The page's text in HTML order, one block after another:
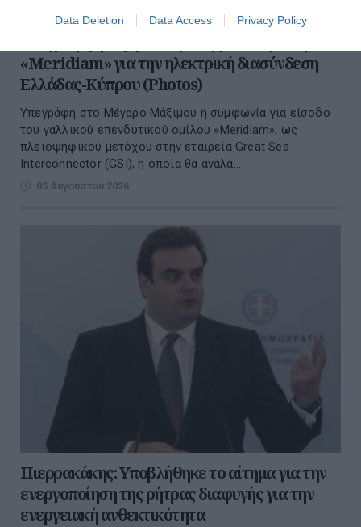
Data Deletion Data Access Privacy Policy
«Meridiam» για την ηλεκτρική διασύνδεση
Ελλάδας-Κύπρου (Photos)
Υπεγράφη στο Μέγαρο Μάξιμου η συμφωνία για είσοδο
του γαλλικού επενδυτικού ομίλου «Meridiam», ως
πλειοψηφικού μετόχου στην εταιρεία Great Sea
Interconnector (GSI), η οποία θα αναλά...
05 Αυγούστου 2026
Πιερρακάκης: Υποβλήθηκε το αίτημα για την
ενεργοποίηση της ρήτρας διαφυγής για την
ενεργειακή ανθεκτικότητα